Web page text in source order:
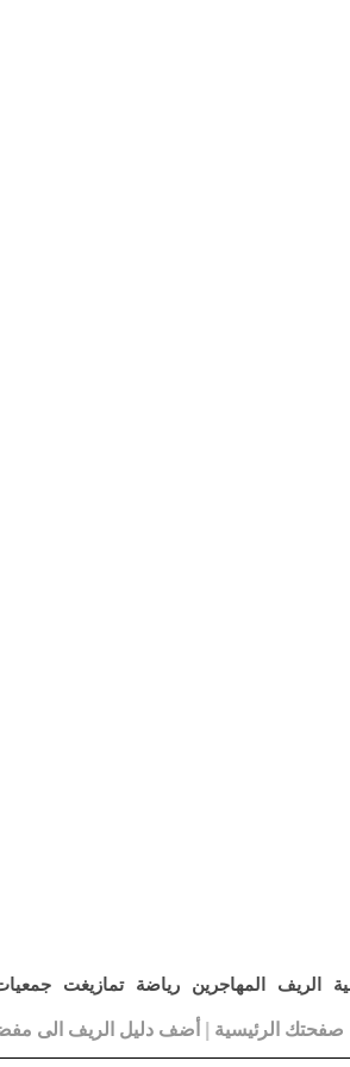
الريف المهاجرين رياضة تمازيغت
صفحتك الرئيسية أضف دليل الريف الى